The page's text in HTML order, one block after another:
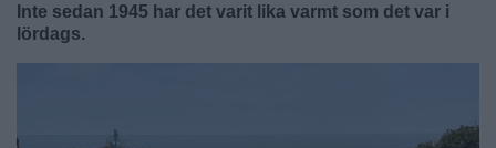
Inte sedan 1945 har det varit lika varmt som det var i
lördags.